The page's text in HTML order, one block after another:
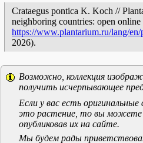
Crataegus pontica K. Koch //
neighboring countries: open
https://www.plantarium.ru/lang/
2026).
Возможно, коллекция
получить исчерпывающее
Если у вас есть
это растение, то вы можете
опубликовав их на сайте.
Мы будем рады